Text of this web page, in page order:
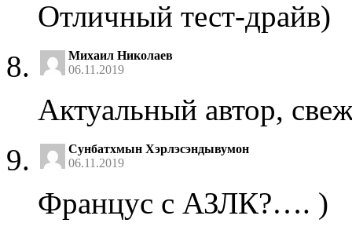
Отличный тест-драйв)
Михаил Николаев
06.11.2019
Актуальный автор,
Сунбатхмын Хэрлэсэндывумон
06.11.2019
Францус с АЗЛК?…. )